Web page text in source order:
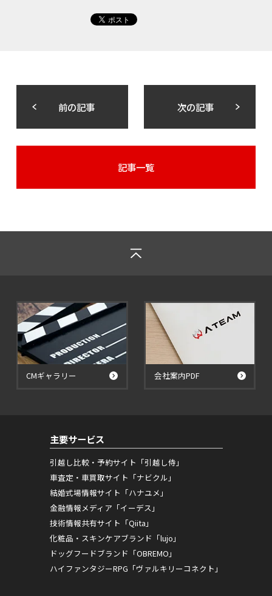
前の記事 次の記事
記事一覧
CMギャラリー 会社案内PDF
主要サービス
引越し比較・予約サイト「引越し侍」
車査定・車買取サイト「ナビクル」
結婚式場情報サイト「ハナユメ」
金融情報メディア「イーデス」
技術情報共有サイト「Qiita」
化粧品・スキンケアブランド「lujo」
ドッグフードブランド「OBREMO」
ハイファンタジーRPG「ヴァルキリーコネクト」